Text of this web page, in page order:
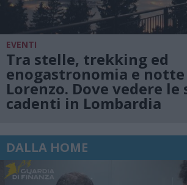
EVENTI
Tra stelle, trekking ed
enogastronomia e notte
Lorenzo. Dove vedere le
cadenti in Lombardia
DALLA HOME